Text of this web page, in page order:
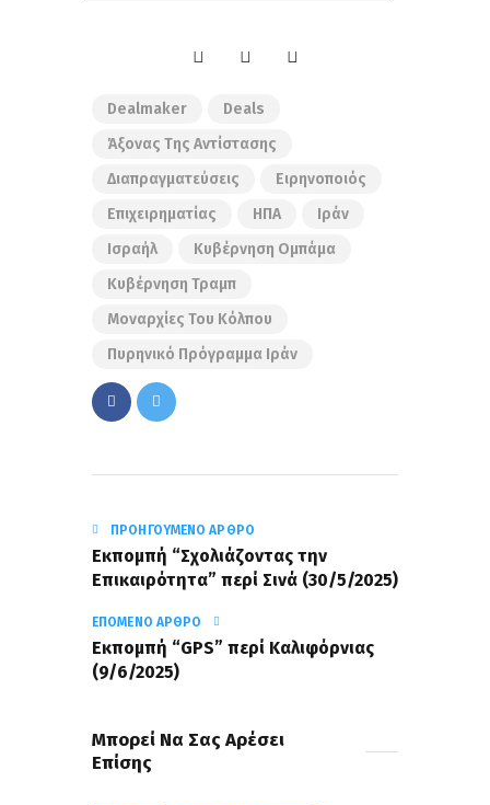
Dealmaker
Deals
Άξονας Της Αντίστασης
Διαπραγματεύσεις
Ειρηνοποιός
Επιχειρηματίας
ΗΠΑ
Ιράν
Ισραήλ
Κυβέρνηση Ομπάμα
Κυβέρνηση Τραμπ
Μοναρχίες Του Κόλπου
Πυρηνικό Πρόγραμμα Ιράν
ΠΡΟΗΓΟΎΜΕΝΟ ΆΡΘΡΟ
Εκπομπή “Σχολιάζοντας την
Επικαιρότητα” περί Σινά (30/5/2025)
ΕΠΌΜΕΝΟ ΆΡΘΡΟ
Εκπομπή “GPS” περί Καλιφόρνιας
(9/6/2025)
Μπορεί Να Σας Αρέσει
Επίσης